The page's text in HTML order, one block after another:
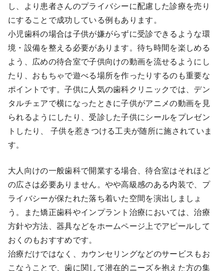
し、より患者さんのプライバシーに配慮した診療を売り
にすることで成功している例もあります。
小児歯科の場合は子供が嫌がらずに受診できるような環
境・設備を整える必要があります。待ち時間を楽しめる
よう、広めの待合室で子供向けの動画を流せるようにし
たり、おもちゃで遊べる場所を作ったりするのも重要な
ポイントです。子供に人気の歯科クリニックでは、デン
タルチェアで横になったときに子供がアニメの動画を見
られるようにしたり、受診した子供にシールをプレゼン
トしたり、 子供を惹きつける工夫が随所に施されていま
す。
大人向けの一般歯科で開業する場合、待合室はそれほど
の広さは必要ありません。やや高級感のある内装で、プ
ライバシーが保たれた落ち着いた空間を演出しましょ
う。また矯正歯科やインプラント治療においては、治療
方針や方法、器具などをホームページ上でアピールして
おくのもおすすめです。
治療だけではなく、カウンセリングなどのサービスもお
こなうことで、歯に関して潜在的ニーズを抱えた方の集